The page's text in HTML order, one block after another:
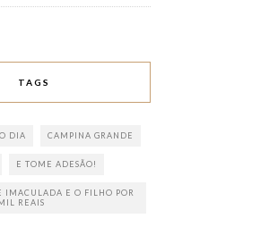
TAGS
DIA CAMPINA GRANDE
E TOME ADESÃO!
IMACULADA E O FILHO POR
REAIS